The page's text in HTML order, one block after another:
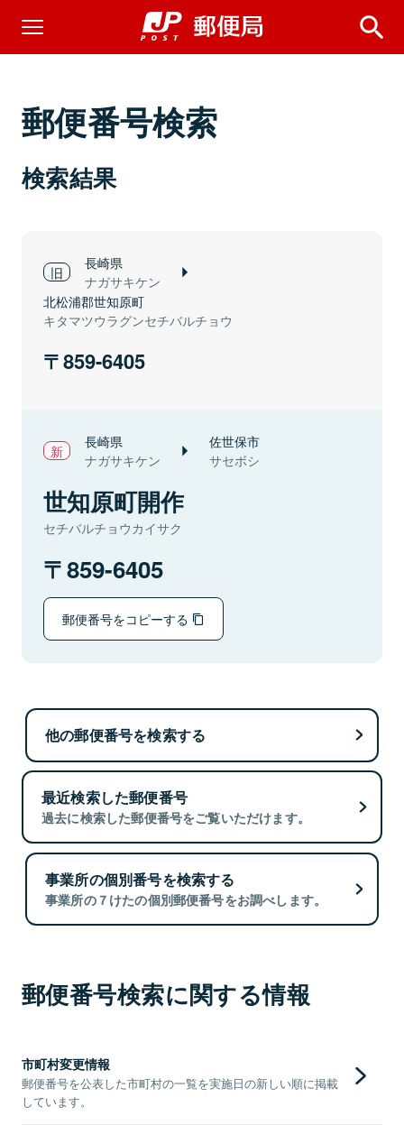
郵便番号検索
検索結果
長崎県
ナガサキケン
北松浦郡世知原町
キタマツウラグンセチバルチョウ
859-6405
長崎県
ナガサキケン
佐世保市
サセボシ
世知原町開作
セチバルチョウカイサク
859-6405
郵便番号をコピーする
他の郵便番号を検索する
最近検索した郵便番号
過去に検索した郵便番号をご覧いただけます。
事業所の個別番号を検索する
事業所の７けたの個別郵便番号をお調べします。
郵便番号検索に関する情報
市町村変更情報
郵便番号を公表した市町村の一覧を実施日の新しい順に掲載
しています。